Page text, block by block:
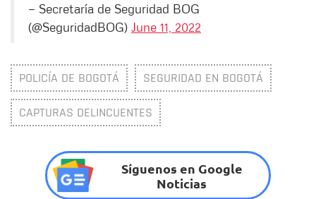
— Secretaría de Seguridad BOG
(@SeguridadBOG) June 11, 2022
POLICÍA DE BOGOTÁ SEGURIDAD EN BOGOTÁ
CAPTURAS DELINCUENTES
Síguenos en Google
Noticias